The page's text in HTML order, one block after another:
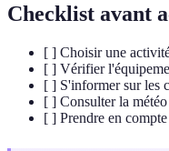
Checklist avant
[ ] Choisir une
[ ] Vérifier
[ ] S'informer sur les
[ ] Consulter la
[ ] Prendre en